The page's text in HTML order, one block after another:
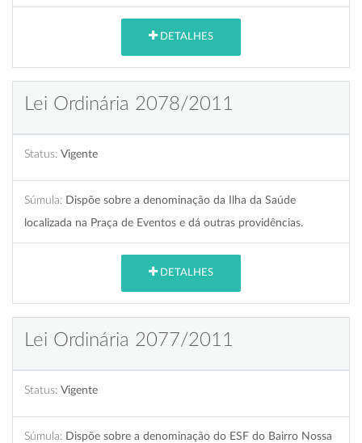
DETALHES
Lei Ordinária 2078/2011
Status: Vigente
Súmula: Dispõe sobre a denominação da Ilha da Saúde
localizada na Praça de Eventos e dá outras providências.
DETALHES
Lei Ordinária 2077/2011
Status: Vigente
Súmula: Dispõe sobre a denominação do ESF do Bairro Nossa